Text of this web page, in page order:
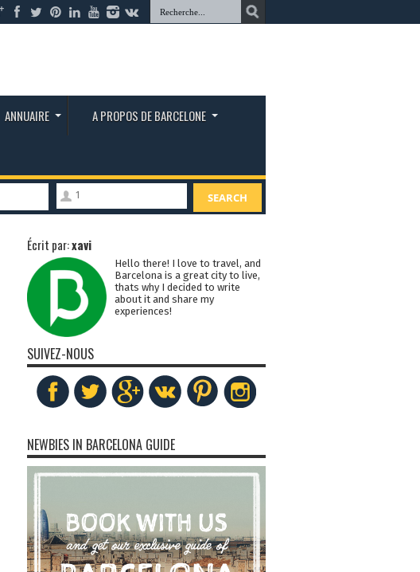
ANNUAIRE A PROPOS DE BARCELONE
1 SEARCH
Écrit par:xavi
Hello there! I love to travel, and
Barcelona is a great city to live,
thats why I decided to write
about it and share my
experiences!
SUIVEZ-NOUS
NEWBIES IN BARCELONA GUIDE